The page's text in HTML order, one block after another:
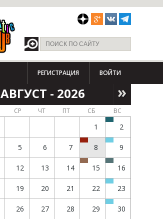
РЕГИСТРАЦИЯ ВОЙТИ
АВГУСТ - 2026
СР ЧТ ПТ СБ ВС
1 2
5 6 7 8 9
12 13 14 15 16
19 20 21 22 23
26 27 28 29 30